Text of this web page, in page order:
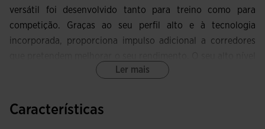
versátil foi desenvolvido tanto para treino como para
competição. Graças ao seu perfil alto e à tecnologia
incorporada, proporciona impulso adicional a corredores
de conforto contribui para minimizar as molestias
Cabedal elaborado com malha técnica, muito leve e
Ler mais
Características